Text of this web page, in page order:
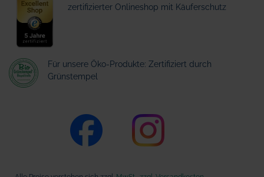
zertifizierter Onlineshop mit Käuferschutz
Für unsere Öko-Produkte: Zertifiziert durch
Grünstempel